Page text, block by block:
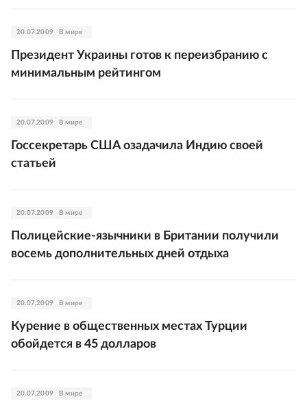
20.07.2009 В мире
Президент Украины готов к переизбранию с
минимальным рейтингом
20.07.2009 В мире
Госсекретарь США озадачила Индию своей
статьей
20.07.2009 В мире
Полицейские-язычники в Британии получили
восемь дополнительных дней отдыха
20.07.2009 В мире
Курение в общественных местах Турции
обойдется в 45 долларов
20.07.2009 В мире